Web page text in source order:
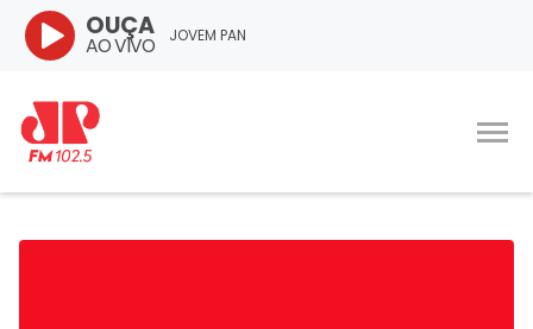
JOVEM PAN
OUÇA
AO VIVO